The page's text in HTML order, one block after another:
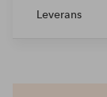
Leverans